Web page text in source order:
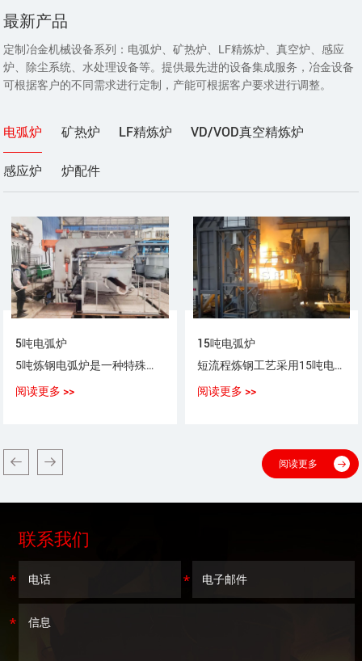
最新产品
定制冶金机械设备系列：电弧炉、矿热炉、LF精炼炉、真空炉、感应
炉、除尘系统、水处理设备等。提供最先进的设备集成服务，冶金设备
可根据客户的不同需求进行定制，产能可根据客户要求进行调整。
电弧炉 矿热炉 LF精炼炉 VD/VOD真空精炼炉
感应炉 炉配件
5吨电弧炉
5吨炼钢电弧炉是一种特殊用途以电弧为热源，以废钢（铁）为原料，生产普通钢、优质碳素钢、合金钢、不锈钢的设备。
阅读更多 >>
15吨电弧炉
短流程炼钢工艺采用15吨电弧炉，采用100%废钢或废钢+铁水（生铁），或废钢+海绵铁（DRI）作为炼钢原料。
阅读更多 >>
阅读更多
联系我们